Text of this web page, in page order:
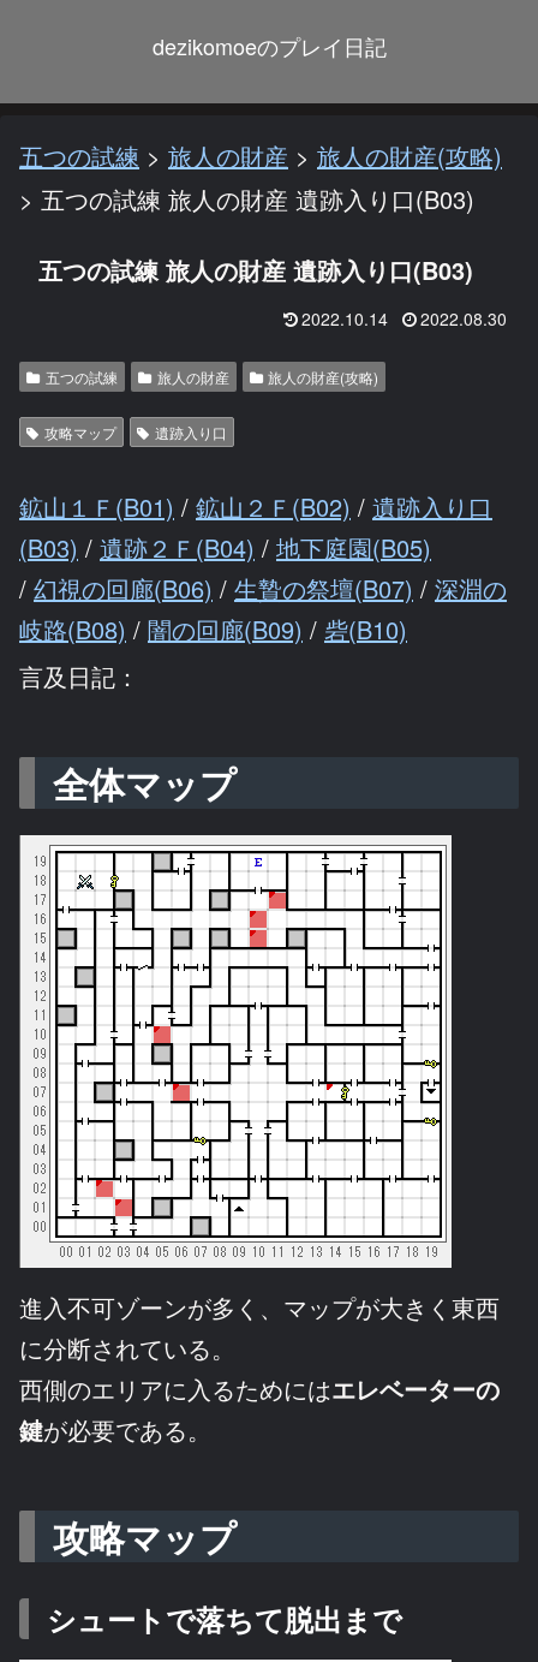
dezikomoeのプレイ日記
五つの試練 > 旅人の財産 > 旅人の財産(攻略)
> 五つの試練 旅人の財産 遺跡入り口(B03)
五つの試練 旅人の財産 遺跡入り口(B03)
2022.10.14 2022.08.30
五つの試練 旅人の財産 旅人の財産(攻略)
攻略マップ 遺跡入り口
鉱山１Ｆ(B01) / 鉱山２Ｆ(B02) / 遺跡入り口
(B03) / 遺跡２Ｆ(B04) / 地下庭園(B05)
/ 幻視の回廊(B06) / 生贄の祭壇(B07) / 深淵の
岐路(B08) / 闇の回廊(B09) / 砦(B10)
言及日記：
全体マップ
進入不可ゾーンが多く、マップが大きく東西
に分断されている。
西側のエリアに入るためにはエレベーターの
鍵が必要である。
攻略マップ
シュートで落ちて脱出まで